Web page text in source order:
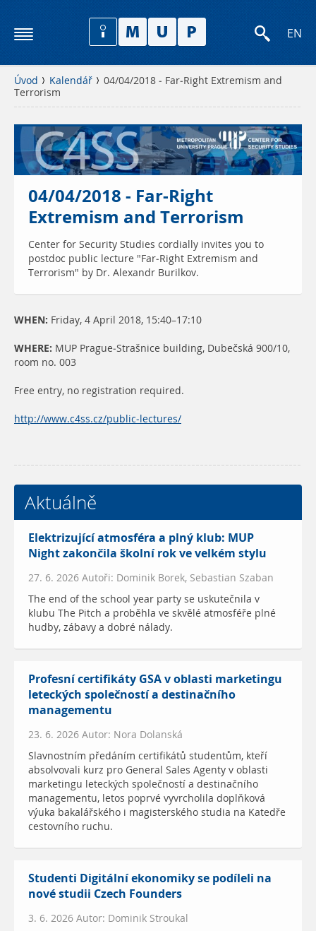
EN
Úvod Kalendář
04/04/2018 - Far-Right Extremism and
Terrorism
04/04/2018 - Far-Right
Extremism and Terrorism
Center for Security Studies cordially invites you to
postdoc public lecture "Far-Right Extremism and
Terrorism" by Dr. Alexandr Burilkov.
WHEN: Friday, 4 April 2018, 15:40–17:10
WHERE: MUP Prague-Strašnice building, Dubečská 900/10,
room no. 003
Free entry, no registration required.
http://www.c4ss.cz/public-lectures/
Aktuálně
Elektrizující atmosféra a plný klub: MUP
Night zakončila školní rok ve velkém stylu
27. 6. 2026 Autoři: Dominik Borek, Sebastian Szaban
The end of the school year party se uskutečnila v
klubu The Pitch a proběhla ve skvělé atmosféře plné
hudby, zábavy a dobré nálady.
Profesní certifikáty GSA v oblasti marketingu
leteckých společností a destinačního
managementu
23. 6. 2026 Autor: Nora Dolanská
Slavnostním předáním certifikátů studentům, kteří
absolvovali kurz pro General Sales Agenty v oblasti
marketingu leteckých společností a destinačního
managementu, letos poprvé vyvrcholila doplňková
výuka bakalářského i magisterského studia na Katedře
cestovního ruchu.
Studenti Digitální ekonomiky se podíleli na
nové studii Czech Founders
3. 6. 2026 Autor: Dominik Stroukal